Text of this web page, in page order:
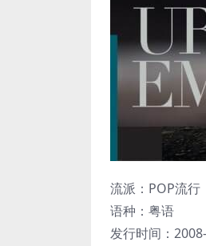
流派：POP流行
语种：粤语
发行时间：